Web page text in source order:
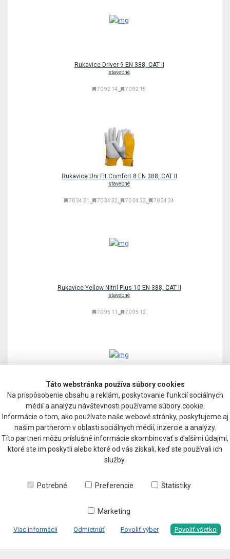
Rukavice Driver 9 EN 388, CAT II
stavebné
70 92 14, 70 92 15
Rukavice Uni Fit Comfort 8 EN 388, CAT II
stavebné
70 34 31 , 70 34 32, 70 34 33, 70 34 34
Rukavice Yellow Nitril Plus 10 EN 388, CAT II
stavebné
70 95 11 , 70 95 12
Rukavice Micro Flex Weiss 7 EN 388, CAT II
stavebné
70 92 42 70 92 43 70 92 44 70 92 45
Táto webstránka používa súbory cookies
Na prispôsobenie obsahu a reklám, poskytovanie funkcií sociálnych
médií a analýzu návštevnosti používame súbory cookie.
Informácie o tom, ako používate naše webové stránky, poskytujeme aj
našim partnerom v oblasti sociálnych médií, inzercie a analýzy.
Títo partneri môžu príslušné informácie skombinovať s ďalšími údajmi,
ktoré ste im poskytli alebo ktoré od vás získali, keď ste používali ich
služby.
Potrebné Preferencie Štatistiky
Marketing
Viac informácií Odmietnúť Povoliť výber Povoliť všetko